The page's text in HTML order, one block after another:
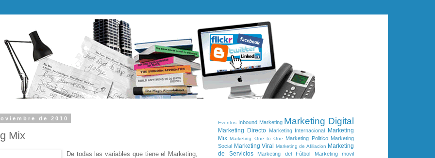
de 2010
Mix
De todas las variables que tiene el Marketing,
Eventos Inbound Marketing Marketing Digital
Marketing Directo Marketing Internacional
Marketing
Mix Marketing One to One Marketing Politico Marketing
Social Marketing Viral Marketing de Afiliacion Marketing
de Servicios
Marketing del Fútbol Marketing movil